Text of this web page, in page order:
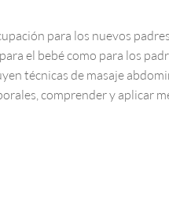
para los nuevos
el bebé como para los
técnicas de masaje
comprender y aplicar